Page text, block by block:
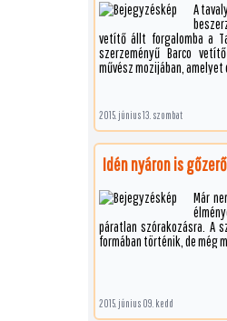
A
vetítő állt forgalomba a
szerzeményű Barco
művész mozijában,
2015. június 13. szombat
Idén nyáron is
Már
páratlan szórakozásra. A
formában történik, de még
2015. június 09. kedd